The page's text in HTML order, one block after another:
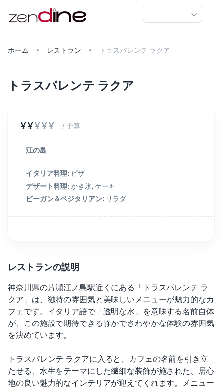
ホーム レストラン トラスパレンテ ラクア
トラスパレンテ ラクア
¥¥¥¥¥ / 予算
江の島
イタリア料理: ピザ
デザート料理: かき氷, ケーキ
ビーガン＆ベジタリアン: サラダ
レストランの説明
神奈川県の片瀬江ノ島駅近くにある「トラスパレンテ ラ
クア」は、独特の雰囲気と美味しいメニューが魅力的なカ
フェです。イタリア語で「透明な水」を意味する名前自体
が、この施設で期待できる静かでさわやかな体験の雰囲気
を決めています。
トラスパレンテ ラクアに入ると、カフェの名前を引き立
たせる、水生をテーマにした繊細な装飾が施された、居心
地の良い魅力的なインテリアが迎えてくれます。メニュー